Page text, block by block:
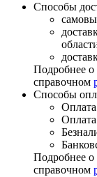
Способы
Подробнее о
справочном
Способы
Подробнее о
справочном